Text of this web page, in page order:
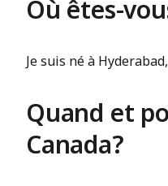
Où êtes-
Je suis né à
Quand et
Canada?